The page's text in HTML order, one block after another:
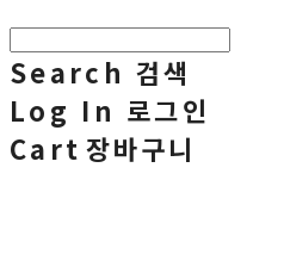
Search 검색
Log In 로그인
Cart 장바구니